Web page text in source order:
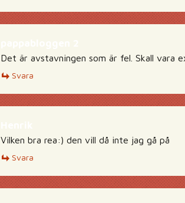
Det är avstavningen som är fel. Skall vara
Svara
Vilken bra rea:) den vill då inte jag gå på
Svara